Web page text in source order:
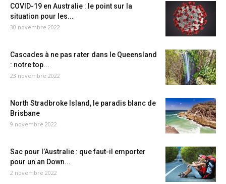
COVID-19 en Australie : le point sur la
situation pour les...
30 novembre 2022
Cascades à ne pas rater dans le Queensland
: notre top...
23 novembre 2022
North Stradbroke Island, le paradis blanc de
Brisbane
9 novembre 2022
Sac pour l’Australie : que faut-il emporter
pour un an Down...
2 novembre 2022